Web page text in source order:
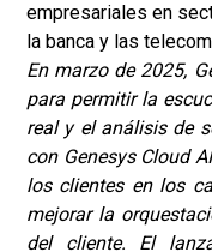
empresariales en
la banca y las
En marzo de 2025,
para permitir la
real y el análisis de
con Genesys Cloud
los clientes en los
mejorar la
del cliente. El